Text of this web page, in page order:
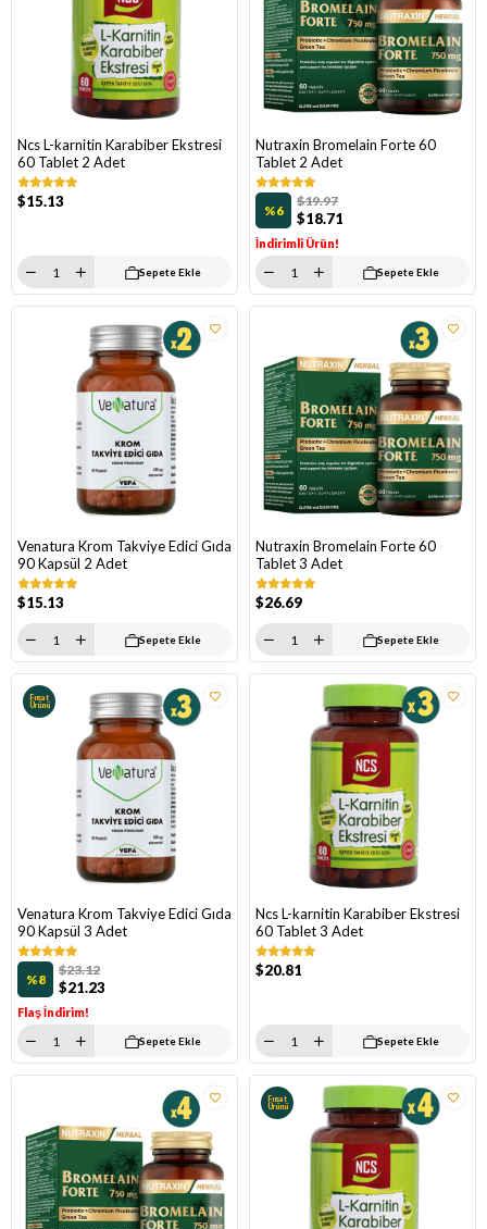
Ncs L-karnitin Karabiber Ekstresi
60 Tablet 2 Adet
$15.13
Sepete Ekle
Nutraxin Bromelain Forte 60
Tablet 2 Adet
%6 $18.71
$19.97
İndirimli Ürün!
Sepete Ekle
Venatura Krom Takviye Edici Gıda
90 Kapsül 2 Adet
$15.13
Sepete Ekle
Nutraxin Bromelain Forte 60
Tablet 3 Adet
$26.69
Sepete Ekle
Venatura Krom Takviye Edici Gıda
90 Kapsül 3 Adet
%8 $21.23
$23.12
Flaş İndirim!
Fırsat
Ürünü
Sepete Ekle
Ncs L-karnitin Karabiber Ekstresi
60 Tablet 3 Adet
$20.81
Sepete Ekle
Fırsat
Ürünü